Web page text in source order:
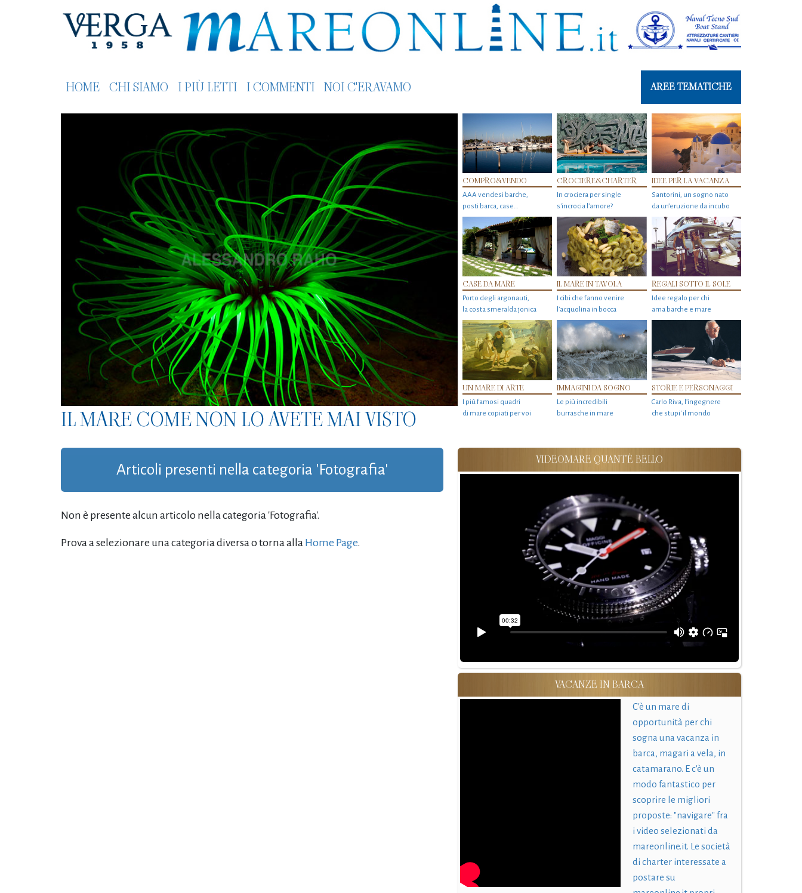
HOME CHI SIAMO I PIÙ LETTI I COMMENTI NOI C'ERAVAMO AREE TEMATICHE
IL MARE COME NON LO AVETE MAI VISTO
COMPRO&VENDO
AAA vendesi barche,
posti barca, case…
CROCIERE&CHARTER
In crociera per single
s'incrocia l’amore?
IDEE PER LA VACANZA
Santorini, un sogno nato
da un’eruzione da incubo
CASE DA MARE
Porto degli argonauti,
la costa smeralda jonica
IL MARE IN TAVOLA
I cibi che fanno venire
l’acquolina in bocca
REGALI SOTTO IL SOLE
Idee regalo per chi
ama barche e mare
UN MARE DI ARTE
I più famosi quadri
di mare copiati per voi
IMMAGINI DA SOGNO
Le più incredibili
burrasche in mare
STORIE E PERSONAGGI
Carlo Riva, l’ingegnere
che stupi' il mondo
Articoli presenti nella categoria 'Fotografia'
Non è presente alcun articolo nella categoria 'Fotografia'.
Prova a selezionare una categoria diversa o torna alla Home Page.
VIDEOMARE QUANT'È BELLO
VACANZE IN BARCA
C'è un mare di
opportunità per chi
sogna una vacanza in
barca, magari a vela, in
catamarano. E c'è un
modo fantastico per
scoprire le migliori
proposte: "navigare" fra
i video selezionati da
mareonline.it. Le società
di charter interessate a
postare su